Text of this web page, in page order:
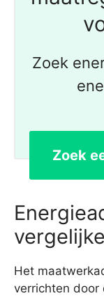
Zoek
Zoek
Het
verrichten door